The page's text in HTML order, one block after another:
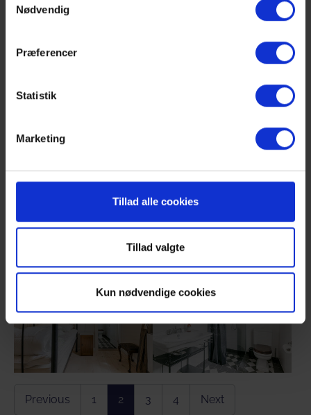
Nødvendig
Præferencer
Statistik
Marketing
Tillad alle cookies
Tillad valgte
Kun nødvendige cookies
Show larger version Show larger version
Show larger version Show larger version
Previous 1 2 3 4 Next